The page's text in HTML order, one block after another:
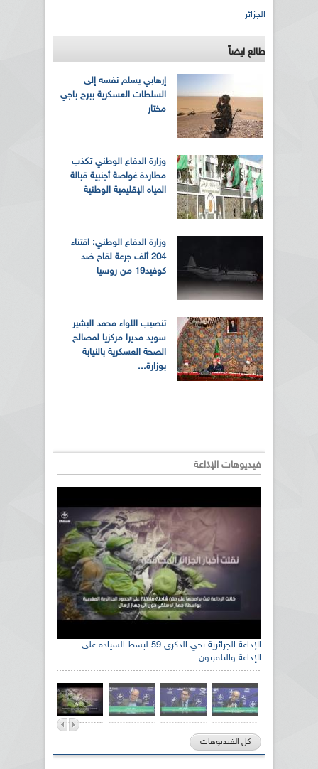
الجزائر
طالع ايضاً
إرهابي يسلم نفسه إلى
السلطات العسكرية ببرج باجي
مختار
وزارة الدفاع الوطني تكذب
مطاردة غواصة أجنبية قبالة
المياه الإقليمية الوطنية
وزارة الدفاع الوطني: اقتناء
204 ألف جرعة لقاح ضد
كوفيد19 من روسيا
تنصيب اللواء محمد البشير
سويد مديرا مركزيا لمصالح
الصحة العسكرية بالنيابة
بوزارة...
فيديوهات الإذاعة
الإذاعة الجزائرية تحي الذكرى 59 لبسط السيادة على
الإذاعة والتلفزيون
كل الفيديوهات